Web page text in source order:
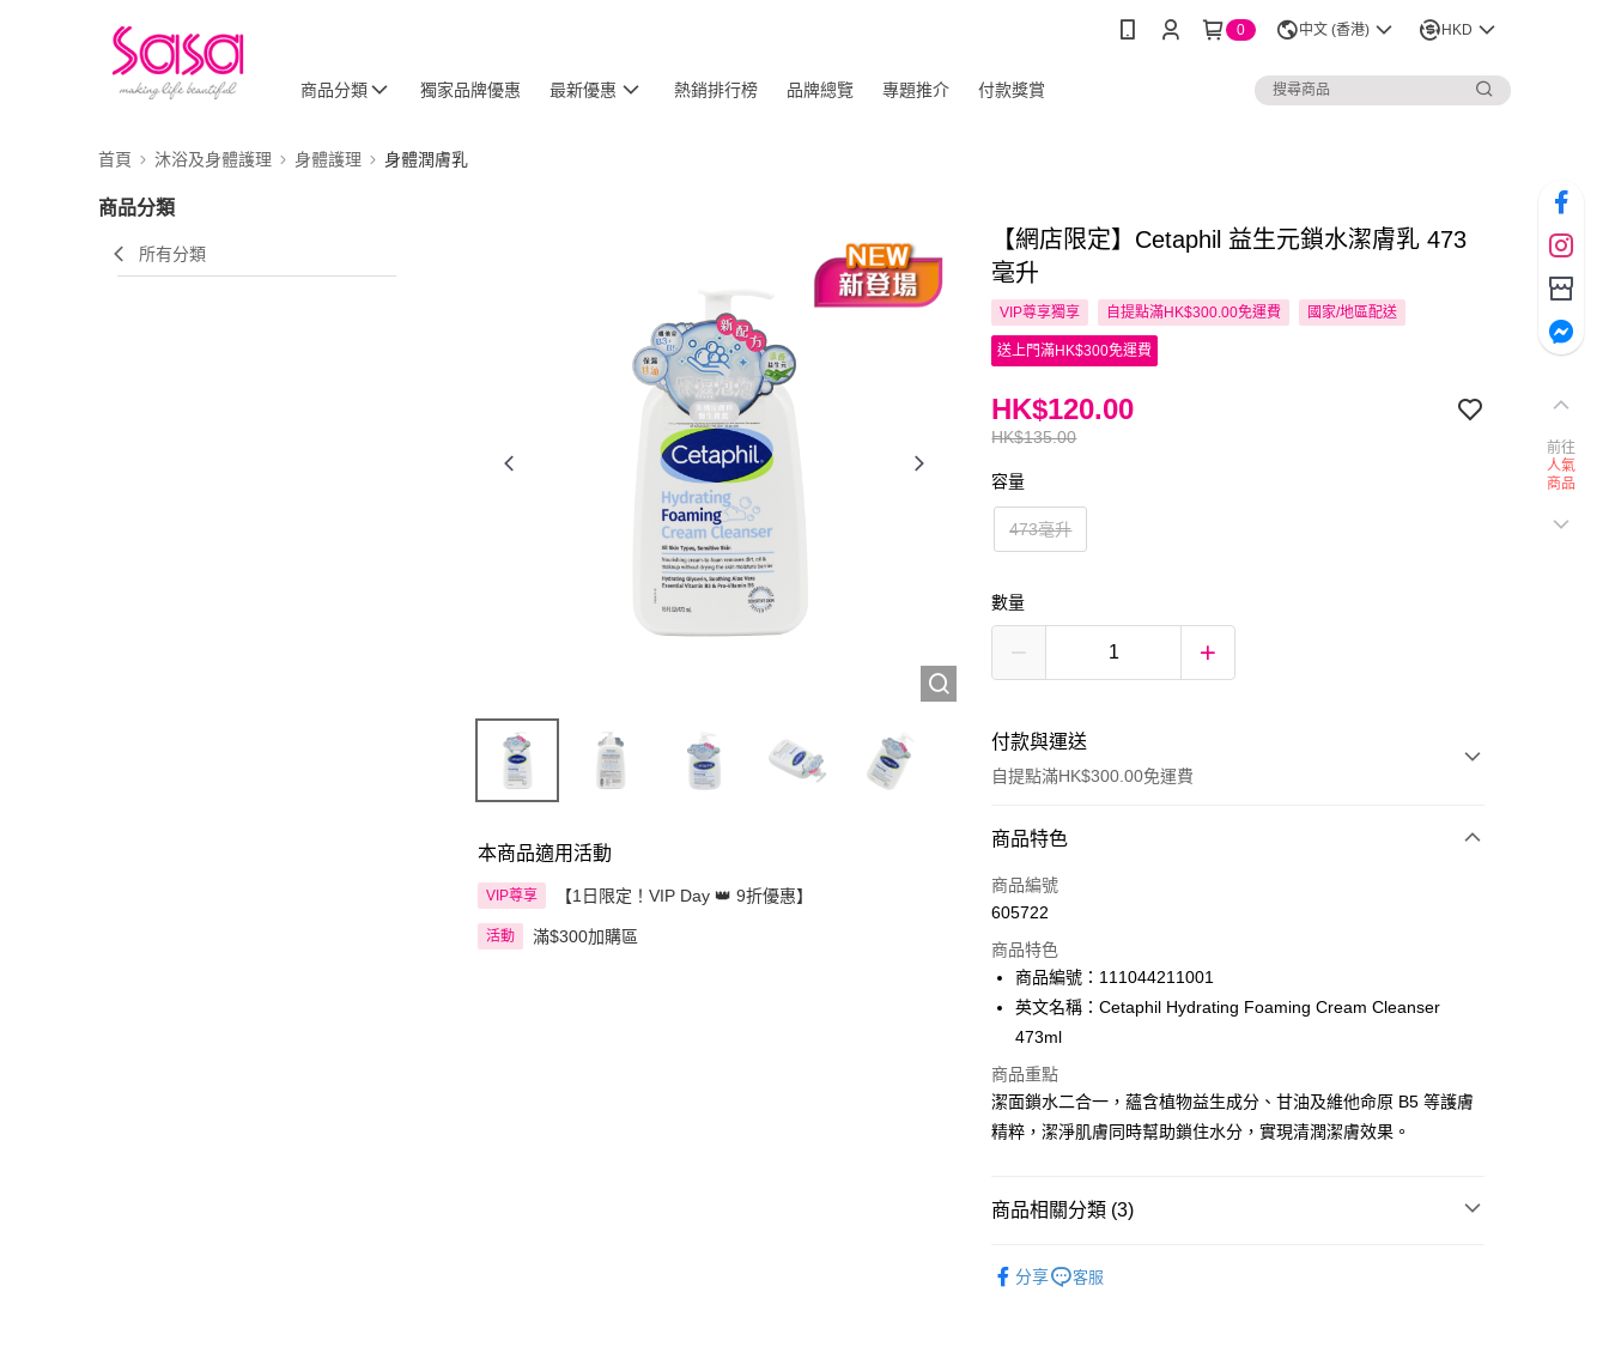
0 中文 (香港) HKD
商品分類 獨家品牌優惠 最新優惠 熱銷排行榜 品牌總覽 專題推介 付款獎賞
首頁 沐浴及身體護理 身體護理 身體潤膚乳
商品分類
所有分類
本商品適用活動
VIP尊享 【1日限定！VIP Day 👑 9折優惠】
活動 滿$300加購區
【網店限定】Cetaphil 益生元鎖水潔膚乳 473
毫升
VIP尊享獨享 自提點滿HK$300.00免運費 國家/地區配送
送上門滿HK$300免運費
HK$135.00
HK$120.00
容量
473毫升
數量
付款與運送
自提點滿HK$300.00免運費
付款方式
信用卡
AlipayHK
PayMe
BoC Pay
順豐自助櫃 - 確認發貨後1-3個工作天送達
商品特色
商品編號
605722
商品特色
商品編號：111044211001
英文名稱：Cetaphil Hydrating Foaming Cream Cleanser
473ml
商品重點
潔面鎖水二合一，蘊含植物益生成分、甘油及維他命原 B5 等護膚
精粹，潔淨肌膚同時幫助鎖住水分，實現清潤潔膚效果。
商品相關分類 (3)
分享 客服
前往
人氣
商品